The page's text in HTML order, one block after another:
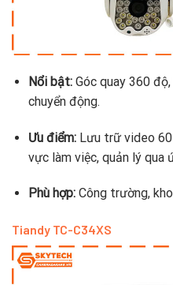
Nổi bật:Góc quay 360
chuyển động.
Ưu điểm:Lưu trữ video 60
vực làm việc, quản lý qua
Phù hợp:Công trường, kho
Tiandy TC-C34XS